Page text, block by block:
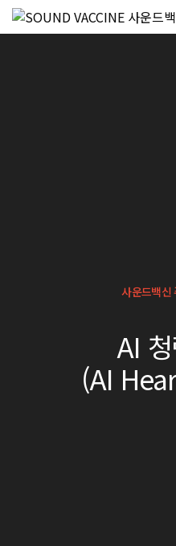
사운드백신
AI
(AI